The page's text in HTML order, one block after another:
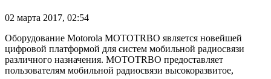
02 марта 2017, 02:54
Оборудование Motorola MOTOTRBO является новейшей
цифровой платформой для систем мобильной радиосвязи
различного назначения. MOTOTRBO предоставляет
пользователям мобильной радиосвязи высокоразвитое,